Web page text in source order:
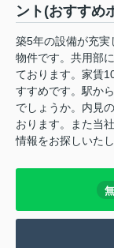
ント(おすすめ
築5年の設備が充
物件です。共用部
ております。家賃
すすめです。駅か
でしょうか。内見
おります。また当
情報をお探しいたし